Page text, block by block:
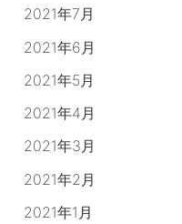
2021年7月
2021年6月
2021年5月
2021年4月
2021年3月
2021年2月
2021年1月